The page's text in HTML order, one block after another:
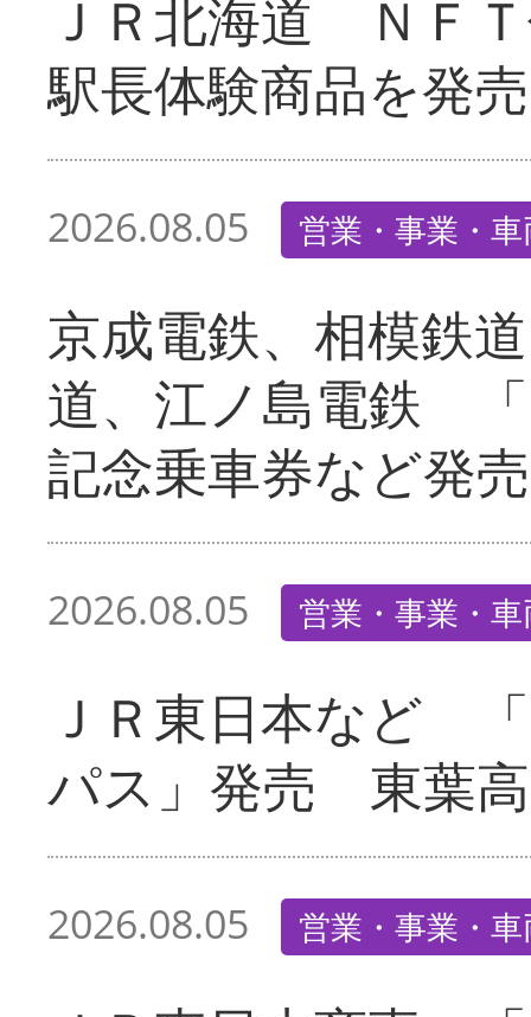
ＪＲ北海道 ＮＦ
駅長体験商品を発売
2026.08.05 営業・事業・
京成電鉄、相模鉄
道、江ノ島電鉄
記念乗車券など発売
2026.08.05 営業・事業・
ＪＲ東日本など
パス」発売 東葉
2026.08.05 営業・事業・